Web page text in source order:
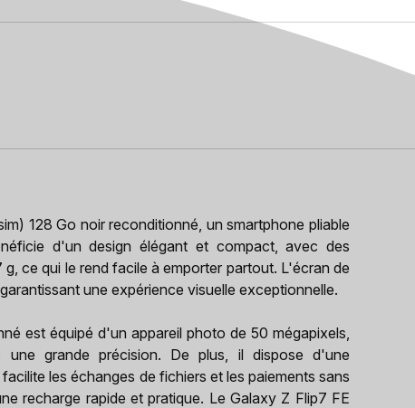
128 Go noir reconditionné, un smartphone pliable
d'un design élégant et compact, avec des
ce qui le rend facile à emporter partout. L'écran de
une expérience visuelle exceptionnelle.
est équipé d'un appareil photo de 50 mégapixels,
grande précision. De plus, il dispose d'une
les échanges de fichiers et les paiements sans
recharge rapide et pratique. Le Galaxy Z Flip7 FE